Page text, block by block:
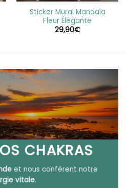
Sticker Mural Mandala
Fleur Élégante
29,90€
CHAKRAS
et nous confèrent notre
vitale.